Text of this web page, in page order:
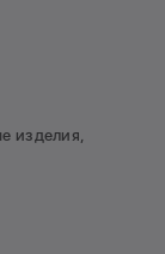
изделия,